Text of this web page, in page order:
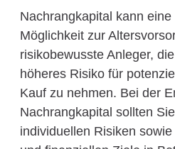
Nachrangkapital kann
Möglichkeit zur
risikobewusste Anleger,
höheres Risiko für
Kauf zu nehmen. Bei der
Nachrangkapital sollten
individuellen Risiken